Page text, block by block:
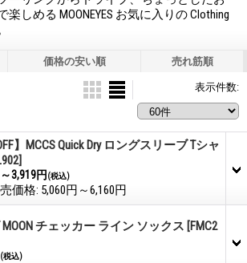
しめる MOONEYES お気に入りの Clothing
価格の安い順 売れ筋順
表示件数:
】MCCS Quick Dry ロングスリーブ Tシャ
3,919円 (税込)
価格: 5,060円～6,160円
チェッカー ライン ソックス [FMC2
(税込)